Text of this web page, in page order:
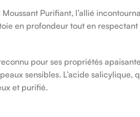
Purifiant, l’allié
en profondeur tout en
pour ses propriétés
sensibles. L’acide
et purifié.